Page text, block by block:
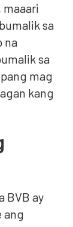
maaari
sa
na
sa
mag
kang
BVB ay
ang